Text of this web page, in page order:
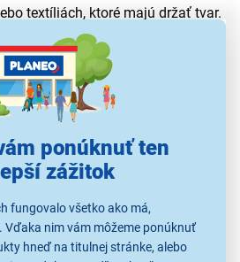
ponúknuť ten
zážitok
fungovalo všetko ako má,
Vďaka nim vám môžeme ponúknuť
hneď na titulnej stránke, alebo
textíliách, ktoré majú držať tvar.
pevnejší a upravenejší vzhľad, no
oblečení ho netreba